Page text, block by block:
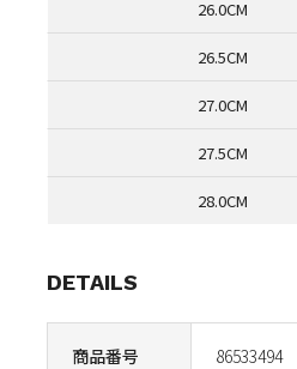
商品番号 86533494
DETAILS
26.0CM
26.5CM
27.0CM
27.5CM
28.0CM